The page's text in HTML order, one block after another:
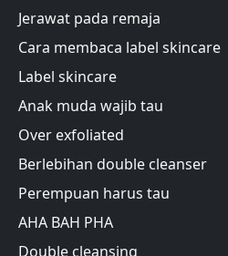
Jerawat pada remaja
Cara membaca label skincare
Label skincare
Anak muda wajib tau
Over exfoliated
Berlebihan double cleanser
Perempuan harus tau
AHA BAH PHA
Double cleansing